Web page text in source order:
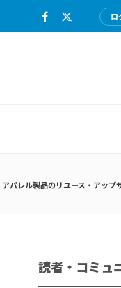
ロ
パレル製品のリユース・アップ
読者・コミュ